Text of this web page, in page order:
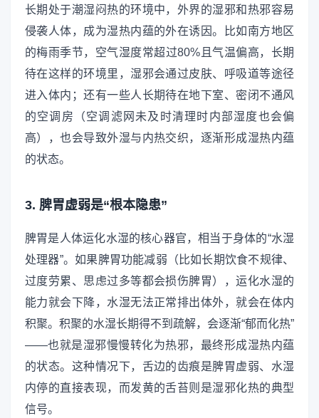
长期处于潮湿闷热的环境中，外界的湿邪和热邪容易
侵袭人体，成为湿热内蕴的外在诱因。比如南方地区
的梅雨季节，空气湿度常超过80%且气温偏高，长期
待在这样的环境里，湿邪会通过皮肤、呼吸道等途径
进入体内；还有一些人长期待在地下室、密闭不通风
的空调房（空调滤网未及时清理时内部湿度也会偏
高），也会导致外湿与内热交织，逐渐形成湿热内蕴
的状态。
3. 脾胃虚弱是“根本隐患”
脾胃是人体运化水湿的核心器官，相当于身体的“水湿
处理器”。如果脾胃功能减弱（比如长期饮食不规律、
过度劳累、思虑过多等都会损伤脾胃），运化水湿的
能力就会下降，水湿无法正常排出体外，就会在体内
积聚。积聚的水湿长期得不到疏解，会逐渐“郁而化热”
——也就是湿邪慢慢转化为热邪，最终形成湿热内蕴
的状态。这种情况下，舌边的齿痕是脾胃虚弱、水湿
内停的直接表现，而发黄的舌苔则是湿邪化热的典型
信号。